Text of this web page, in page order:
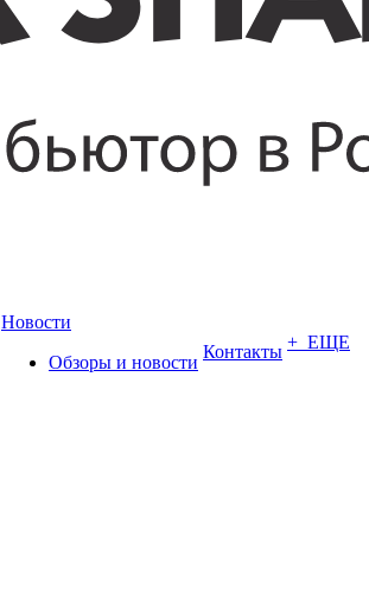
Новости
Обзоры и новости
Контакты + ЕЩЕ